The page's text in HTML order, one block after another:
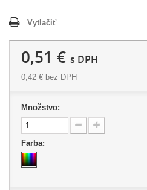
Vytlačiť
0,51 € s DPH
0,42 € bez DPH
Množstvo:
Farba: